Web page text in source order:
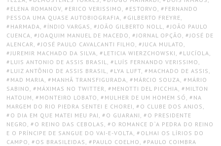
ELENA ROMANOV, ERICO VERISSIMO , ESTORVO , FERNANDO
PESSOA UMA QUASE AUTOBIOGRAFIA, GILBERTO FREYRE,
HARMADA, ÍNDIO VARGAS , JOÃO GILBERTO NOLL, JOÃO PAULO
CUENCA, JOAQUIM MANUEL DE MACEDO , JORNAL OPÇÃO , JOSÉ DE
ALENCAR, JOSÉ PAULO CAVALCANTI FILHO , JUCA MULATO ,
JUREMIR MACHADO DA SILVA, LETICIA WIERZCHOWSKI , LUCÍOLA,
LUIS ANTONIO DE ASSIS BRASIL, LUÍS FERNANDO VERISSIMO ,
LUIZ ANTÔNIO DE ASSIS BRASIL, LYA LUFT, MACHADO DE ASSIS ,
MAD MARIA, MANHÃ TRANSFIGURADA, MÁRCIO SOUZA, MÁRIO
SABINO , MÁXIMAS NO TWITTER, MENOTTI DEL PICCHIA, MILTON
HATOUM , MONTEIRO LOBATO , MULHER DE UM HOMEM SÓ , NA
MARGEM DO RIO PIEDRA SENTEI E CHOREI , O CLUBE DOS ANJOS ,
O DIA EM QUE MATEI MEU PAI , O GUARANI , O PRESIDENTE
NEGRO , O REINO DAS CEBOLAS , O ROMANCE D`A PEDRA DO REINO
E O PRÍNCIPE DE SANGUE DO VAI-E-VOLTA, OLHAI OS LÍRIOS DO
CAMPO , OS BRASILEIDAS , PAULO COELHO , PAULO COIMBRA